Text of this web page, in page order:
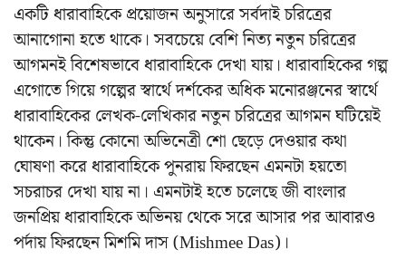
একটি ধারাবাহিকে প্রয়োজন অনুসারে সর্বদাই চরিত্রের
আনাগোনা হতে থাকে। সবচেয়ে বেশি নিত্য নতুন চরিত্রের
আগমনই বিশেষভাবে ধারাবাহিকে দেখা যায়। ধারাবাহিকের গল্প
এগোতে গিয়ে গল্পের স্বার্থে দর্শকের অধিক মনোরঞ্জনের স্বার্থে
ধারাবাহিকের লেখক-লেখিকার নতুন চরিত্রের আগমন ঘটিয়েই
থাকেন। কিন্তু কোনো অভিনেত্রী শো ছেড়ে দেওয়ার কথা
ঘোষণা করে ধারাবাহিকে পুনরায় ফিরছেন এমনটা হয়তো
সচরাচর দেখা যায় না। এমনটাই হতে চলেছে জী বাংলার
জনপ্রিয় ধারাবাহিকে অভিনয় থেকে সরে আসার পর আবারও
পর্দায় ফিরছেন মিশমি দাস (Mishmee Das)।